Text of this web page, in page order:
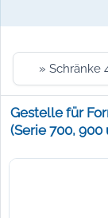
Gestelle für
(Serie 700, 900